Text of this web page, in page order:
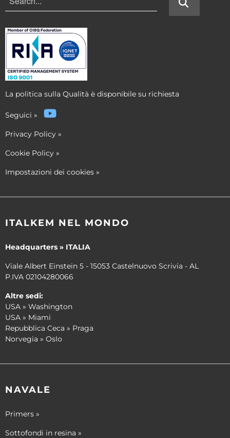
La politica sulla Qualità è disponibile su richiesta
Seguici »
Privacy Policy »
Cookie Policy »
Impostazioni dei cookies »
ITALKEM NEL MONDO
Headquarters » ITALIA
Viale Albert Einstein 5 - 15053 Castelnuovo Scrivia - AL
P.IVA 02104280066
Altre sedi:
USA » Washington
USA » Miami
Repubblica Ceca » Praga
Norvegia » Oslo
NAVALE
Primers »
Sottofondi in resina »